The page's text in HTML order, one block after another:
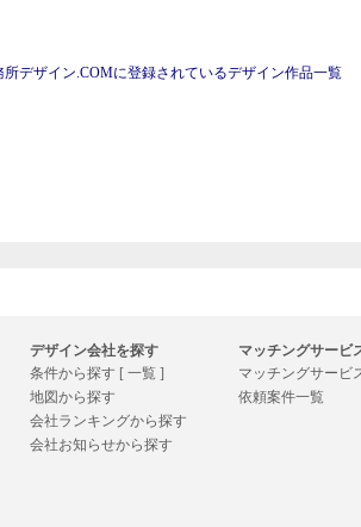
所デザイン.COMに登録されているデザイン作品一覧
デザイン会社を探す
条件から探す [ 一覧 ]
地図から探す
会社ランキングから探す
会社お知らせから探す
マッチングサービ
マッチングサービ
依頼案件一覧